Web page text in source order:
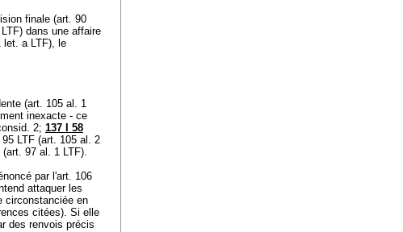
finale (art. 90
) dans une affaire
let. a LTF), le
(art. 105 al. 1
inexacte - ce
2; 137 I 58
LTF (art. 105 al. 2
(art. 97 al. 1 LTF).
par l'art. 106
attaquer les
circonstanciée en
citées). Si elle
des renvois précis